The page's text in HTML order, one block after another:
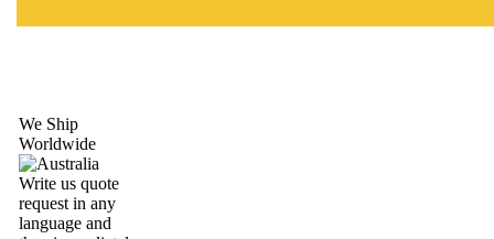
We Ship
Worldwide
Write us quote
request in any
language and